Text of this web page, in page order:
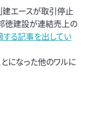
建エースが取引停止
徳建設が連結売上の
する記事を出してい
になった他のワルに